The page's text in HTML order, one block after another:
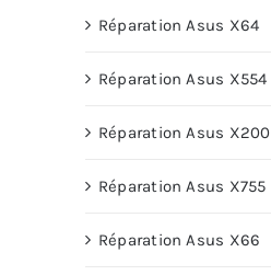
Réparation Asus X64
Réparation Asus X554
Réparation Asus X200
Réparation Asus X755
Réparation Asus X66